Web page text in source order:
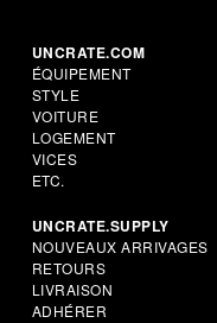
UNCRATE.COM
ÉQUIPEMENT
STYLE
VOITURE
LOGEMENT
VICES
ETC.
UNCRATE.SUPPLY
NOUVEAUX ARRIVAGES
RETOURS
LIVRAISON
ADHÉRER